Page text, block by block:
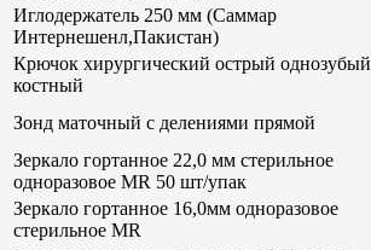
Иглодержатель 250 мм (Саммар
Интернешенл,Пакистан)
Крючок хирургический острый однозубый
костный
Зонд маточный с делениями прямой
Зеркало гортанное 22,0 мм стерильное
одноразовое MR 50 шт/упак
Зеркало гортанное 16,0мм одноразовое
стерильное MR